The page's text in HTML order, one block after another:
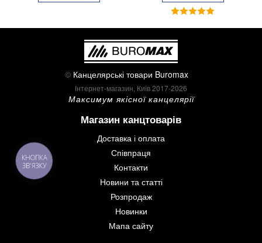
© Канцелярські товари Buromax
Інтернет-магазин, Київ 2017-2026
Максимум якісної канцелярії
Магазин канцтоварів
Доставка і оплата
Співпраця
Контакти
Новини та статті
Розпродаж
Новинки
Мапа сайту
КНОПКА
ЗВ'ЯЗКУ